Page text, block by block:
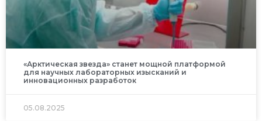
«Арктическая звезда» станет мощной платформой
для научных лабораторных изысканий и
инновационных разработок
05.08.2025